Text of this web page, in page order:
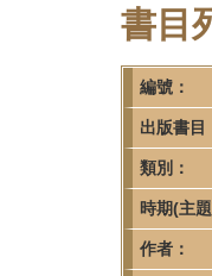
史
研
究
所-
首
頁
書目
編號：
出版書目
類別：
時期(主題
作者：